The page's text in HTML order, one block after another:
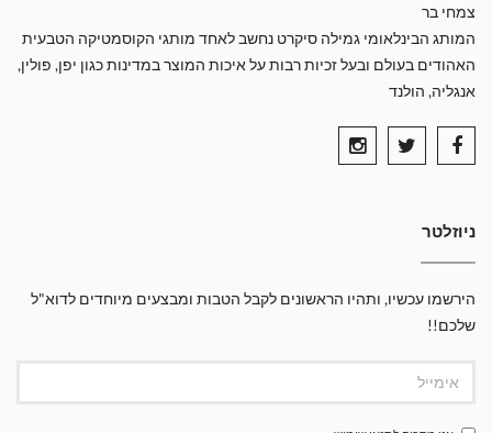
צמחי בר
המותג הבינלאומי גמילה סיקרט נחשב לאחד מותגי הקוסמטיקה הטבעית
האהודים בעולם ובעל זכיות רבות על איכות המוצר במדינות כגון יפן, פולין,
אנגליה, הולנד
ניוזלטר
הירשמו עכשיו, ותהיו הראשונים לקבל הטבות ומבצעים מיוחדים לדוא"ל
שלכם!!